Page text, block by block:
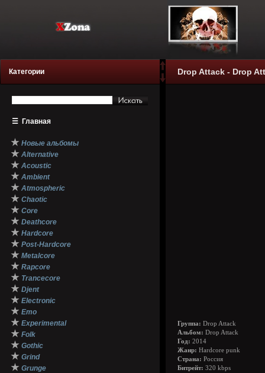
Категории
☰ Главная
★ Новые альбомы
★ Alternative
★ Acoustic
★ Ambient
★ Atmospheric
★ Chaotic
★ Core
★ Deathcore
★ Hardcore
★ Post-Hardcore
★ Metalcore
★ Rapcore
★ Trancecore
★ Djent
★ Electronic
★ Emo
★ Experimental
★ Folk
★ Gothic
★ Grind
★ Grunge
Drop Attack - Drop
Группа: Drop Attack
Альбом: Drop Attack
Год: 2014
Жанр: Hardcore punk
Страна: Россия
Битрейт: 320 kbps